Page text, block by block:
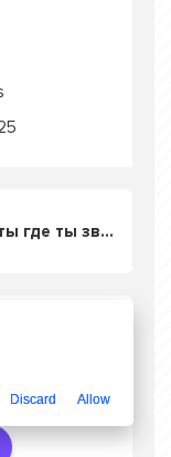
Слушать DJ Shark - Где ты где ты звезда моя
где ты
онлайн
Discard Allow